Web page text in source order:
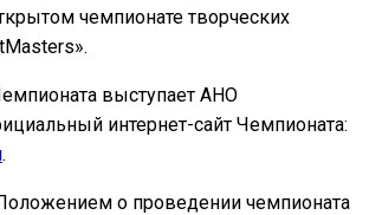
чемпионате творческих
выступает АНО
интернет-сайт Чемпионата:
.
о проведении чемпионата